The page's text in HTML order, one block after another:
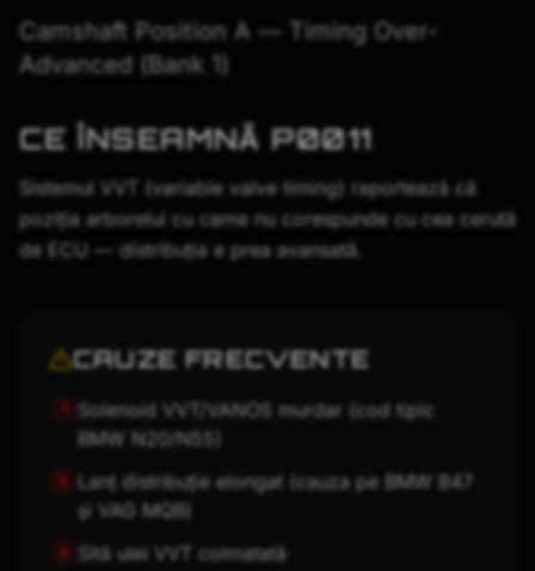
Camshaft Position A — Timing Over-
Advanced (Bank 1)
CE ÎNSEAMNĂP0011
Sistemul VVT (variable valve timing) raportează că
poziția arborelui cu came nu corespunde cu cea cerută
de ECU — distribuția e prea avansată.
CAUZE FRECVENTE
Solenoid VVT/VANOS murdar (cod tipic
BMW N20/N55)
2
Lanț distribuție elongat (cauza pe BMW B47
și VAG MQB)
3 Sită ulei VVT colmatată